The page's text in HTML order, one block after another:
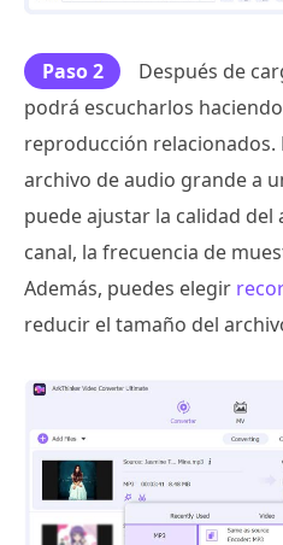
Paso 2
Después de
podrá escucharlos
reproducción
archivo de audio grande a
puede ajustar la calidad del
canal, la frecuencia de
Además, puedes elegir
reducir el tamaño del